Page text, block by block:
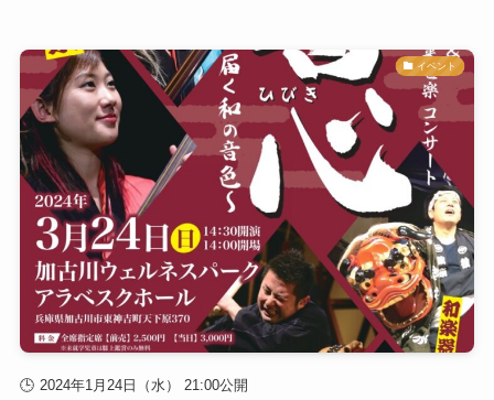
イベント
2024年1月24日（水） 21:00公開